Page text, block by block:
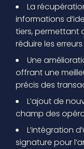
La
informations
tiers, permettant
réduire les
Une
offrant une
précis des
L’ajout de
champ des
L’intégration
signature pour